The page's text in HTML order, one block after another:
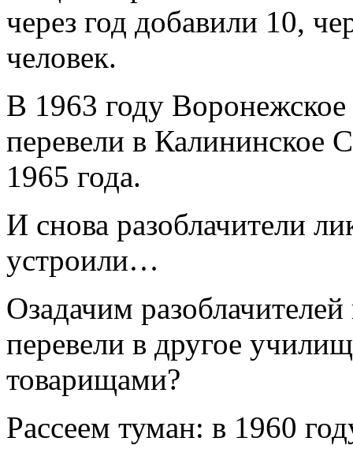
через год добавили 10,
человек.
В 1963 году
перевели в Калининское
1965 года.
И снова разоблачители
устроили…
Озадачим
перевели в другое
товарищами?
Рассеем туман: в 1960